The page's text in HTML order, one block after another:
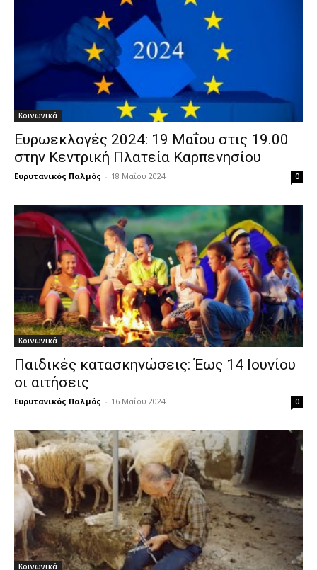
Κοινωνικά
Ευρωεκλογές 2024: 19 Μαΐου στις 19.00
στην Κεντρική Πλατεία Καρπενησίου
Ευρυτανικός Παλμός - 18 Μαΐου 2024 0
Κοινωνικά
Παιδικές κατασκηνώσεις: Έως 14 Ιουνίου
οι αιτήσεις
Ευρυτανικός Παλμός - 16 Μαΐου 2024 0
Κοινωνικά